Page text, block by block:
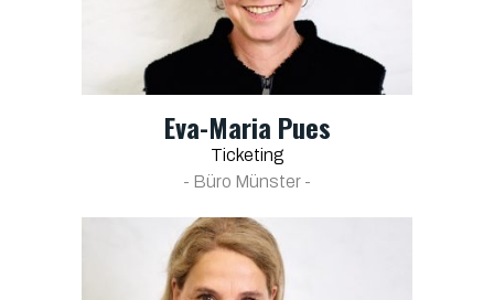
Eva-Maria Pues
Ticketing
- Büro Münster -